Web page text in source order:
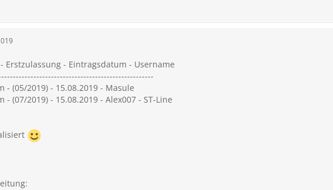
Erstzulassung - Eintragsdatum - Username
- (05/2019) - 15.08.2019 - Masule
- (07/2019) - 15.08.2019 - Alex007 - ST-Line